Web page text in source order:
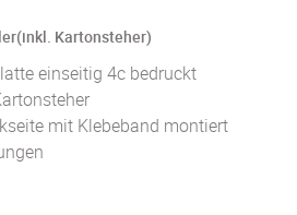
Kartonsteher)
einseitig 4c bedruckt
mit Klebeband montiert